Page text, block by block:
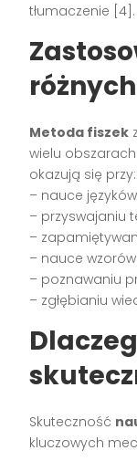
tłumaczenie [4].
Metoda fiszek
wielu
okazują się przy:
– nauce
– przyswajaniu
–
– nauce
– poznawaniu
– zgłębianiu
Skuteczność
kluczowych